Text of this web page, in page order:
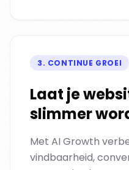
3. CONTINUE GROEI
Laat je
slimmer
Met AI Growth
vindbaarheid,